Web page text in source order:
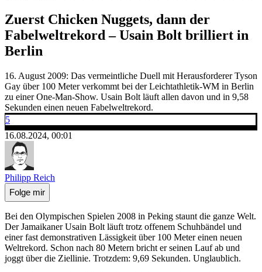
Zuerst Chicken Nuggets, dann der
Fabelweltrekord – Usain Bolt brilliert in
Berlin
16. August 2009: Das vermeintliche Duell mit Herausforderer Tyson
Gay über 100 Meter verkommt bei der Leichtathletik-WM in Berlin
zu einer One-Man-Show. Usain Bolt läuft allen davon und in 9,58
Sekunden einen neuen Fabelweltrekord.
5
16.08.2024, 00:01
Philipp Reich
Folge mir
Bei den Olympischen Spielen 2008 in Peking staunt die ganze Welt.
Der Jamaikaner Usain Bolt läuft trotz offenem Schuhbändel und
einer fast demonstrativen Lässigkeit über 100 Meter einen neuen
Weltrekord. Schon nach 80 Metern bricht er seinen Lauf ab und
joggt über die Ziellinie. Trotzdem: 9,69 Sekunden. Unglaublich.